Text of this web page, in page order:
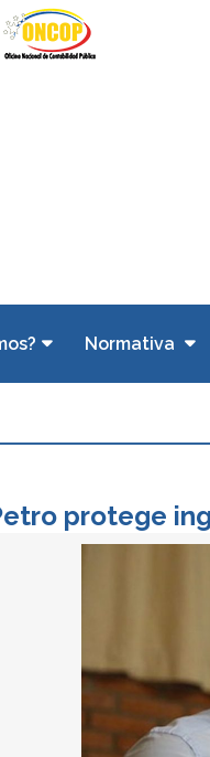
Normativa
protege